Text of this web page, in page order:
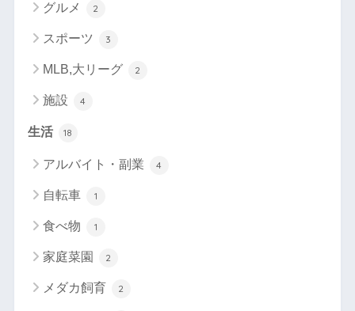
グルメ 2
スポーツ 3
MLB,大リーグ 2
施設 4
生活 18
アルバイト・副業 4
自転車 1
食べ物 1
家庭菜園 2
メダカ飼育 2